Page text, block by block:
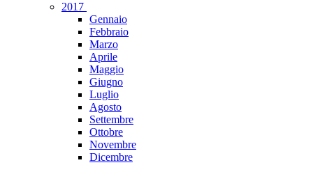
2017
Gennaio
Febbraio
Marzo
Aprile
Maggio
Giugno
Luglio
Agosto
Settembre
Ottobre
Novembre
Dicembre